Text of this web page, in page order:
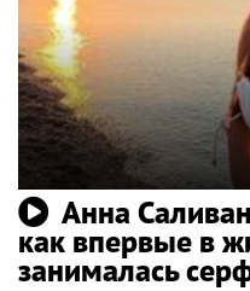
Анна
как впервые в
занималась